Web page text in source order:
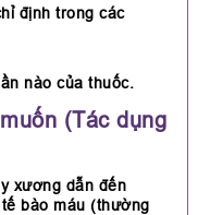
định trong các
nào của thuốc.
(Tác dụng
xương dẫn đến
bào máu (thường